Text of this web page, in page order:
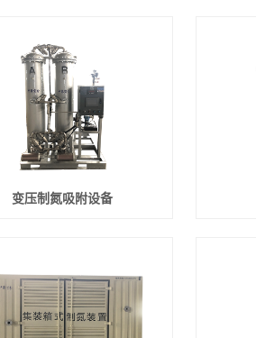
变压制氮吸附设备